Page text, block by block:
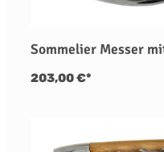
Sommelier Messer
203,00 €*